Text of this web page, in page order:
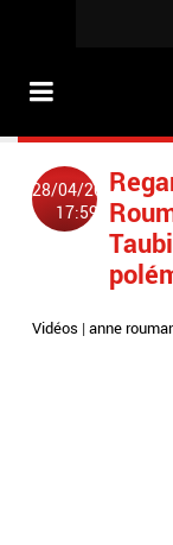
28/04/2014
17:59
Vidéos |anne